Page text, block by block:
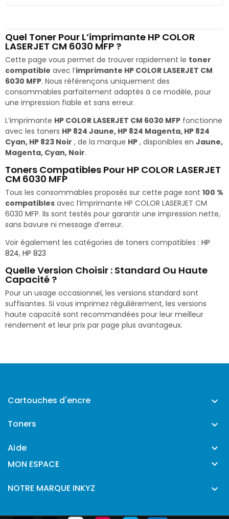
Quel Toner Pour L’imprimante HP COLOR
LASERJET CM 6030 MFP ?
Cette page vous permet de trouver rapidement le toner
compatible avec l’imprimante HP COLOR LASERJET CM
6030 MFP. Nous référençons uniquement des
consommables parfaitement adaptés à ce modèle, pour
une impression fiable et sans erreur.
L’imprimante HP COLOR LASERJET CM 6030 MFP fonctionne
avec les toners HP 824 Jaune, HP 824 Magenta, HP 824
Cyan, HP 823 Noir , de la marque HP , disponibles en Jaune,
Magenta, Cyan, Noir.
Toners Compatibles Pour HP COLOR LASERJET
CM 6030 MFP
Tous les consommables proposés sur cette page sont 100 %
compatibles avec l’imprimante HP COLOR LASERJET CM
6030 MFP. Ils sont testés pour garantir une impression nette,
sans bavure ni message d’erreur.
Voir également les catégories de toners compatibles : HP
824, HP 823
Quelle Version Choisir : Standard Ou Haute
Capacité ?
Pour un usage occasionnel, les versions standard sont
suffisantes. Si vous imprimez régulièrement, les versions
haute capacité sont recommandées pour leur meilleur
rendement et leur prix par page plus avantageux.
Cartouches d'encre 
Toners 
Aide 
MON ESPACE 
NOTRE MARQUE INKYZ 